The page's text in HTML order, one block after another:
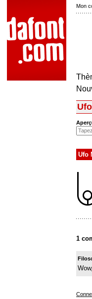
Mon
Ufo
1